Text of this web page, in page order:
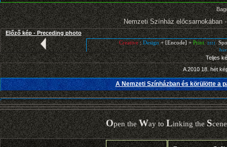
Nemzeti Színház előcsarnokában
Előző kép - Preceding photo
Teljes
A 2010 18. hét
A Nemzeti Színházban és körülötte a